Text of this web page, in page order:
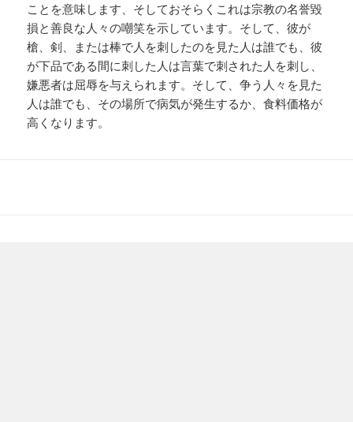
ことを意味します、そしておそらくこれは宗教の名誉毀
損と善良な人々の嘲笑を示しています。そして、彼が
槍、剣、または棒で人を刺したのを見た人は誰でも、彼
が下品である間に刺した人は言葉で刺された人を刺し、
嫌悪者は屈辱を与えられます。そして、争う人々を見た
人は誰でも、その場所で病気が発生するか、食料価格が
高くなります。